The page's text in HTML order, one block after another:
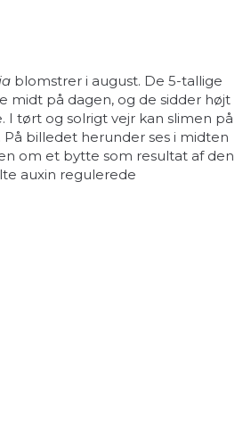
blomstrer i august. De 5-tallige
midt på dagen, og de sidder højt
tørt og solrigt vejr kan slimen på
billedet herunder ses i midten
om et bytte som resultat af den
auxin regulerede